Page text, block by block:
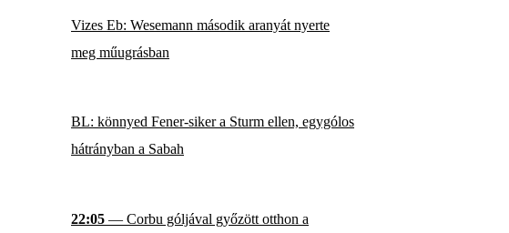
Vizes Eb: Wesemann második aranyát nyerte
meg műugrásban
BL: könnyed Fener-siker a Sturm ellen, egygólos
hátrányban a Sabah
22:05 — Corbu góljával győzött otthon a